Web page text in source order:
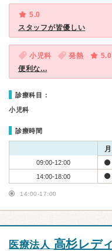
5.0
スタッフが皆優しい
小児科 発熱
5.0
便利な...
診療科目：
小児科
診療時間
月
09:00-12:00
14:00-18:00
14:00-17:00
医療法人 高杉レデ